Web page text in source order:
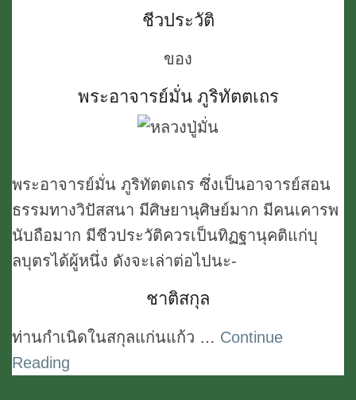
40)
ของ
พระ
อาจารย์
มั่น
ทัต
ตเถร:
ชีวประวัติ
ของ
พระอาจารย์มั่น ภูริทัตตเถร
พระอาจารย์มั่น ภูริทัตตเถร ซึ่งเป็นอาจารย์สอน
ธรรมทางวิปัสสนา มีศิษยานุศิษย์มาก มีคนเคารพ
นับถือมาก มีชีวประวัติควรเป็นทิฏฐานุคติแก่บุ
ลบุตรได้ผู้หนึ่ง ดังจะเล่าต่อไปนะ-
ชาติสกุล
ท่านกำเนิดในสกุลแก่นแก้ว … Continue
Reading